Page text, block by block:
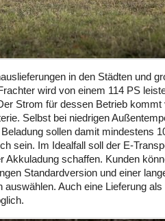
in den Städten und
wird von einem 114 PS
Strom für dessen Betrieb kommt
Selbst bei niedrigen
sollen damit mindestens
sein. Im Idealfall soll der E-
Akkuladung schaffen. Kunden
Standardversion und einer
Auch eine Lieferung als